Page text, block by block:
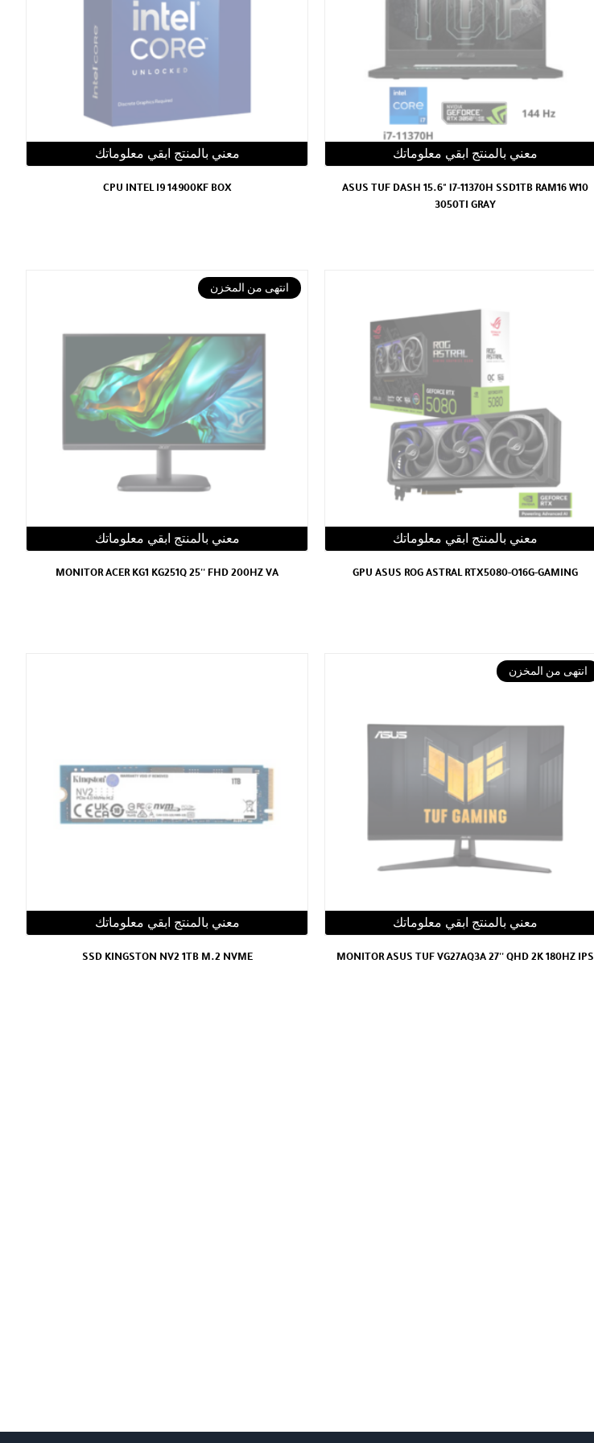
معني بالمنتج ابقي معلوماتك
ASUS TUF DASH 15.6" i7-11370H SSD1TB RAM16 W10
3050TI GRAY
معني بالمنتج ابقي معلوماتك
CPU INTEL I9 14900KF BOX
معني بالمنتج ابقي معلوماتك
GPU ASUS ROG ASTRAL RTX5080-O16G-GAMING
انتهى من المخزن
معني بالمنتج ابقي معلوماتك
MONITOR ACER KG1 KG251Q 25'' FHD 200HZ VA
انتهى من المخزن
معني بالمنتج ابقي معلوماتك
MONITOR ASUS TUF VG27AQ3A 27'' QHD 2K 180HZ IPS
معني بالمنتج ابقي معلوماتك
SSD KINGSTON NV2 1TB M.2 NVME